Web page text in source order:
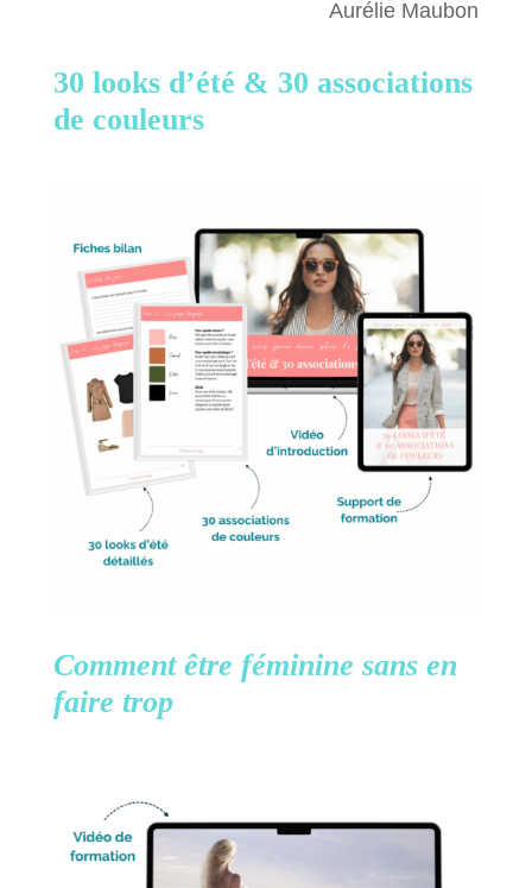
Aurélie Maubon
30 looks d’été & 30 associations
de couleurs
Comment être féminine sans en
faire trop